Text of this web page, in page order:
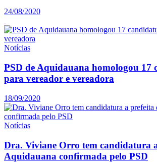
24/08/2020
Notícias
PSD de Aquidauana homologou 17
para vereador e vereadora
18/09/2020
Notícias
Dra. Viviane Orro tem candidatura
Aquidauana confirmada pelo PSD